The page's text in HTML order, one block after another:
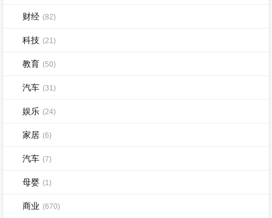
财经 (82)
科技 (21)
教育 (50)
汽车 (31)
娱乐 (24)
家居 (6)
汽车 (7)
母婴 (1)
商业 (670)